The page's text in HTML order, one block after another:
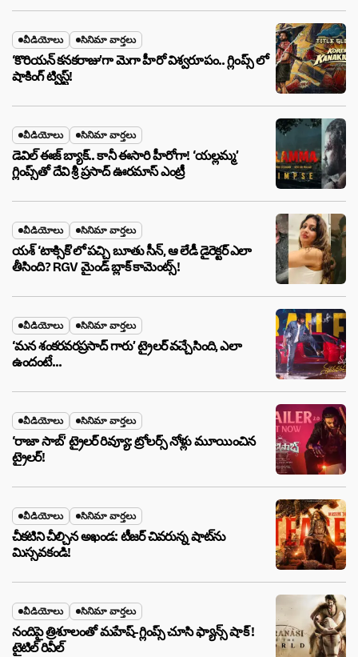
వీడియోలు సినిమా వార్తలు
‘కొరియన్ కనకరాజు’గా మెగా హీరో విశ్వరూపం.. గ్లింప్స్ లో
షాకింగ్ ట్విస్ట్!
వీడియోలు సినిమా వార్తలు
డెవిల్ ఈజ్ బ్యాక్.. కానీ ఈసారి హీరోగా! ‘యల్లమ్మ’
గ్లింప్స్‌తో దేవి శ్రీ ప్రసాద్ ఊరమాస్ ఎంట్రీ
వీడియోలు సినిమా వార్తలు
యశ్ ‘టాక్సిక్’లో పచ్చి బూతు సీన్, ఆ లేడీ డైరెక్టర్ ఎలా
తీసింది? RGV మైండ్ బ్లాక్ కామెంట్స్!
వీడియోలు సినిమా వార్తలు
‘మన శంకరవరప్రసాద్ గారు’ ట్రైలర్ వచ్చేసింది, ఎలా
ఉందంటే…
వీడియోలు సినిమా వార్తలు
‘రాజా సాబ్’ ట్రైలర్ రివ్యూ: ట్రోలర్స్ నోళ్లు మూయించిన
ట్రైలర్!
వీడియోలు సినిమా వార్తలు
చీకటిని చీల్చిన అఖండ: టీజర్ చివరున్న షాట్‌ను
మిస్సవకండి!
వీడియోలు సినిమా వార్తలు
నందిపై త్రిశూలంతో మహేష్-గ్లింప్స్ చూసి ఫ్యాన్స్ షాక్ !
టైటిల్ రివీల్